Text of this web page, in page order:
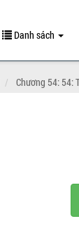
Danh sách
Chương 54: 54: